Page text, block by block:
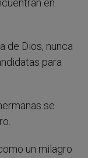
en
de Dios, nunca
para
se
un milagro